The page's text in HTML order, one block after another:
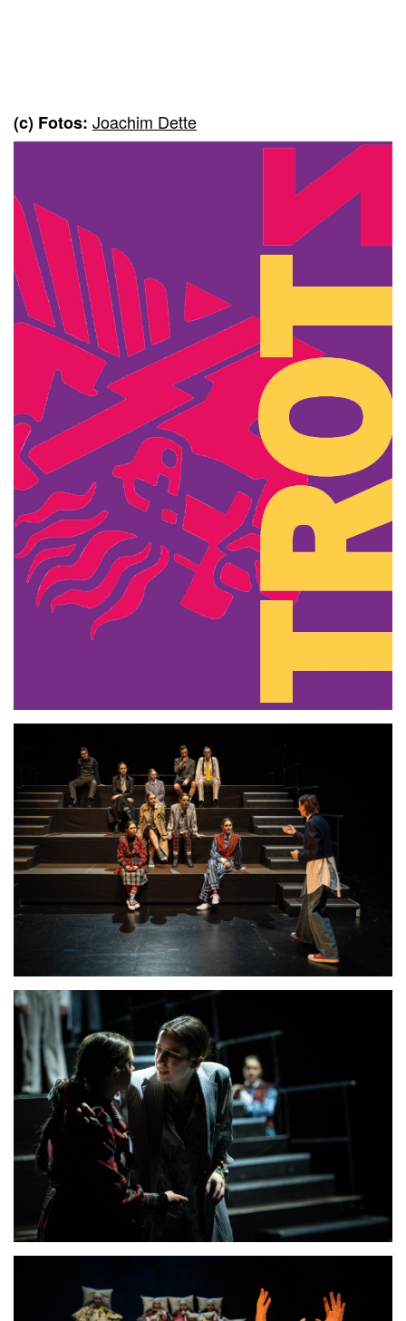
(c) Fotos: Joachim Dette